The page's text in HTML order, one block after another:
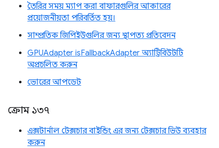
তৈরির সময় ম্যাপ করা বাফারগুলির আকারের
প্রয়োজনীয়তা পরিবর্তিত হয়।
সাম্প্রতিক জিপিইউগুলির জন্য স্থাপত্য প্রতিবেদন
GPUAdapter isFallbackAdapter অ্যাট্রিবিউটটি
অপ্রচলিত করুন
ভোরের আপডেট
ক্রোম ১৩৭
এক্সটার্নাল টেক্সচার বাইন্ডিং এর জন্য টেক্সচার ভিউ ব্যবহার
করুন